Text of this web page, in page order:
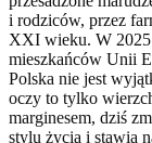
i rodziców, przez
XXI wieku. W 2025
mieszkańców Unii
Polska nie jest
oczy to tylko
marginesem, dziś
stylu życia i stawia